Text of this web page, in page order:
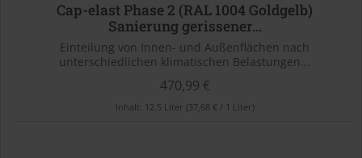
Cap-elast Phase 2 (RAL 1004 Goldgelb)
Sanierung gerissener...
Einteilung von Innen- und Außenflächen nach
unterschiedlichen klimatischen Belastungen...
470,99 €
Inhalt: 12.5 Liter (37,68 € / 1 Liter)